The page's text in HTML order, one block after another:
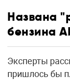
Названа
бензина
Эксперты
пришлось бы